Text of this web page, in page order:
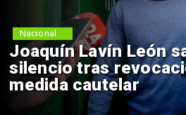
Joaquín Lavín León
silencio tras
medida cautelar
Nacional